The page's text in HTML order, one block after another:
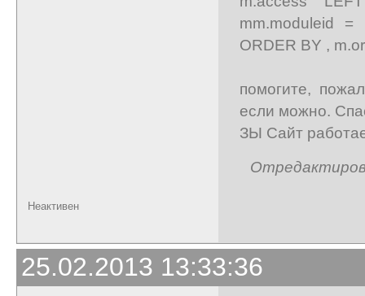
mm.moduleid
ORDER BY ,
помогите,
если можно.
ЗЫ Сайт
Неактивен
25.02.2013 13:33:36